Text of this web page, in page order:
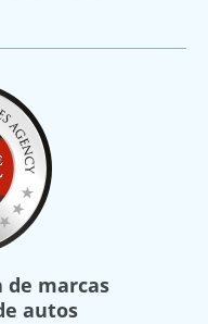
marcas
autos